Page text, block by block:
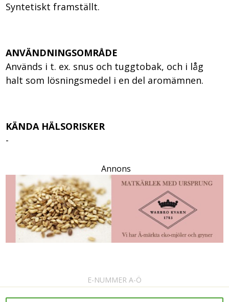
Syntetiskt framställt.
ANVÄNDNINGSOMRÅDE
Används i t. ex. snus och tuggtobak, och i låg
halt som lösningsmedel i en del aromämnen.
KÄNDA HÄLSORISKER
-
Annons
E-NUMMER A-Ö